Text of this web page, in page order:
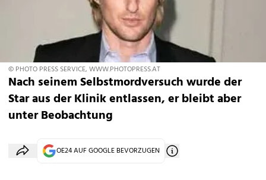
© PHOTO PRESS SERVICE, WWW.PHOTOPRESS.AT
Nach seinem Selbstmordversuch wurde der
Star aus der Klinik entlassen, er bleibt aber
unter Beobachtung
OE24 AUF GOOGLE BEVORZUGEN